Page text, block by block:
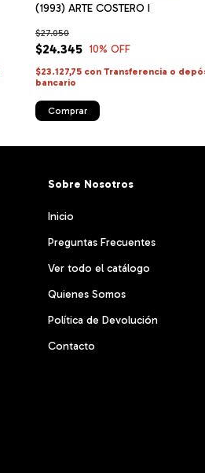
(1993) ARTE COSTERO I
$24.345
$27.050
10% OFF
$23.127,75 con Transferencia o
bancario
Comprar
Sobre Nosotros
Inicio
Preguntas Frecuentes
Ver todo el catálogo
Quienes Somos
Política de Devolución
Contacto